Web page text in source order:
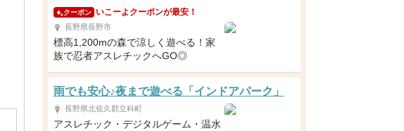
クーポン いこーよクーポンが最安！
長野県長野市
標高1,200mの森で涼しく遊べる！家
族で忍者アスレチックへGO◎
雨でも安心♪夜まで遊べる「インドアパーク」
長野県北佐久郡立科町
アスレチック・デジタルゲーム・温水